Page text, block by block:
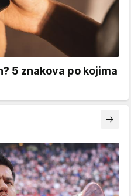
5 znakova po kojima